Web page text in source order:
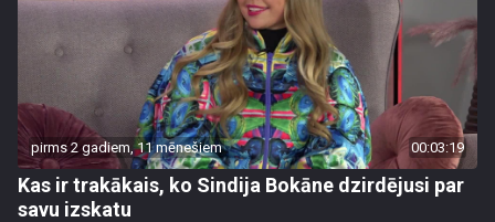
pirms 2 gadiem, 11 mēnešiem 00:03:19
Kas ir trakākais, ko Sindija Bokāne dzirdējusi par
savu izskatu